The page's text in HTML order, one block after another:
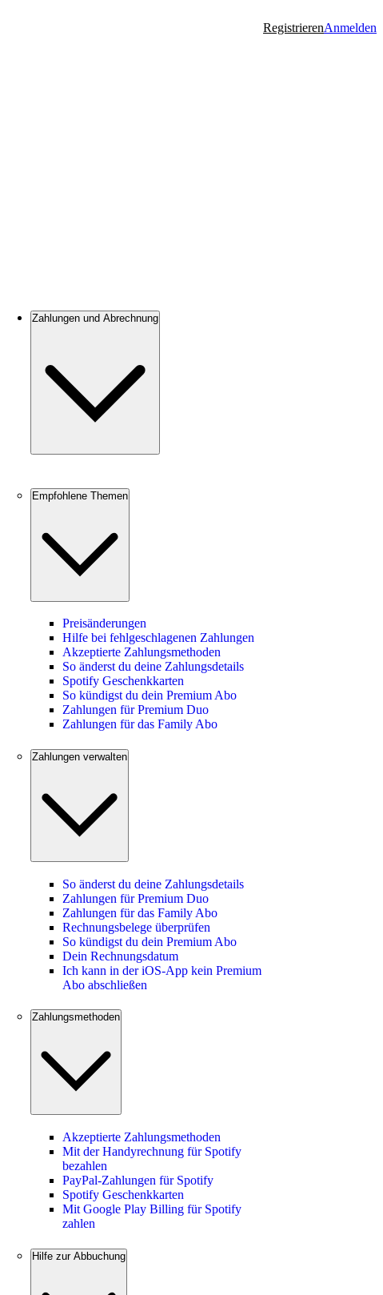
RegistrierenAnmelden
Zahlungen und Abrechnung
Empfohlene Themen
Preisänderungen
Hilfe bei fehlgeschlagenen Zahlungen
Akzeptierte Zahlungsmethoden
So änderst du deine Zahlungsdetails
Spotify Geschenkkarten
So kündigst du dein Premium Abo
Zahlungen für Premium Duo
Zahlungen für das Family Abo
Zahlungen verwalten
So änderst du deine Zahlungsdetails
Zahlungen für Premium Duo
Zahlungen für das Family Abo
Rechnungsbelege überprüfen
So kündigst du dein Premium Abo
Dein Rechnungsdatum
Ich kann in der iOS-App kein Premium
Abo abschließen
Zahlungsmethoden
Akzeptierte Zahlungsmethoden
Mit der Handyrechnung für Spotify
bezahlen
PayPal-Zahlungen für Spotify
Spotify Geschenkkarten
Mit Google Play Billing für Spotify
zahlen
Hilfe zur Abbuchung